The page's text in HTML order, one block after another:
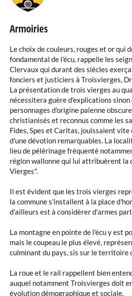
Armoiries
Le choix de couleurs, rouges et or qui
fondamental de l'écu, rappelle les
Clervaux qui durant des siècles
fonciers et justiciers à Troisvierges,
La présentation de trois vierges au
nécessitera guère d'explications
personnages d'origine païenne
christianisés et reconnus comme les
Fides, Spes et Caritas, jouissaient
d'une dévotion remarquables. La
lieu de pélérinage fréquenté
région wallonne qui lui attribuèrent la
Vierges".
Il est évident que les trois vierges
la commune s'installent à la place
d'ailleurs est à considérer d'armes
La montagne en pointe de l'écu y est
mais le coupeau le plus élevé,
culminant du pays, sis sur le territoire
La roue et le rail rappellent bien
auquel notamment Troisvierges doit
évolution démographique et sociale.